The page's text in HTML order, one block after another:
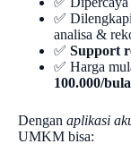
✅ Dilengkapi
analisa &
✅ Support
✅ Harga
100.000/
Dengan aplikasi
UMKM bisa: